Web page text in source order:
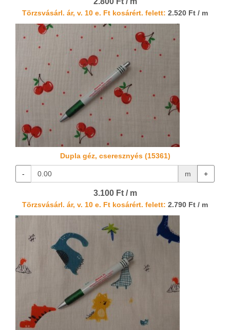
Törzsvásárl. ár, v. 10 e. Ft kosárért. felett: 2.520 Ft / m
Dupla géz, cseresznyés (15361)
- m +
3.100 Ft / m
Törzsvásárl. ár, v. 10 e. Ft kosárért. felett: 2.790 Ft / m